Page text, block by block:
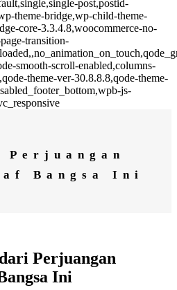
post,postid-
theme-bridge,wp-child-theme-
core-3.3.4.8,woocommerce-no-
transition-
smooth-scroll-enabled,columns-
theme-ver-30.8.8.8,qode-theme-
js-
Bangsa Ini
Perjuangan
Ini